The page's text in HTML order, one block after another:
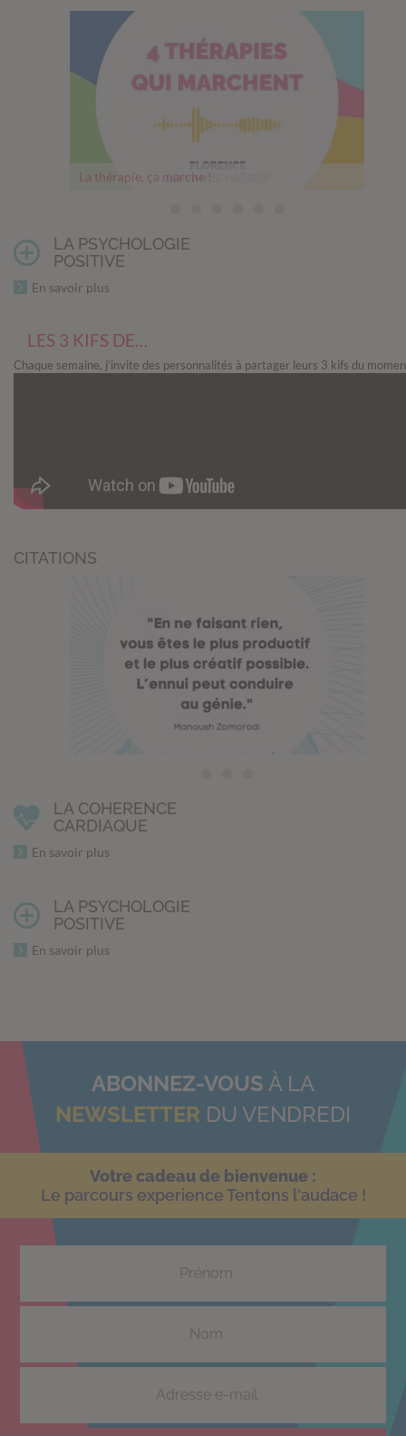
La thérapie, ça marche !
Thérapie, comment franchir le pas
Mesurer son bonheur
Un cerveau en pleine forme
Comment les relations nourrissent notre cerveau
Les 5 objectifs philosophiques du Memento mori
Questions avant un abandon
LA PSYCHOLOGIE
POSITIVE
En savoir plus
LES 3 KIFS DE…
Chaque semaine, j’invite des personnalités à partager leurs 3 kifs du
CITATIONS
LA COHERENCE
CARDIAQUE
En savoir plus
LA PSYCHOLOGIE
POSITIVE
En savoir plus
ABONNEZ-VOUS À LA
NEWSLETTER DU VENDREDI
Votre cadeau de bienvenue :
Le parcours experience Tentons l'audace !